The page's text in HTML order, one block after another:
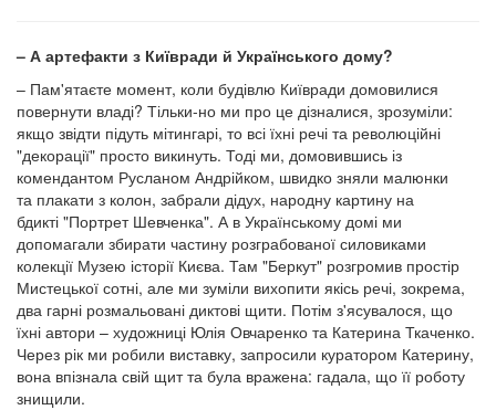
– А артефакти з Київради й Українського дому?
– Пам'ятаєте момент, коли будівлю Київради домовилися
повернути владі? Тільки-но ми про це дізналися, зрозуміли:
якщо звідти підуть мітингарі, то всі їхні речі та революційні
"декорації" просто викинуть. Тоді ми, домовившись із
комендантом Русланом Андрійком, швидко зняли малюнки
та плакати з колон, забрали дідух, народну картину на
бдикті "Портрет Шевченка". А в Українському домі ми
допомагали збирати частину розграбованої силовиками
колекції Музею історії Києва. Там "Беркут" розгромив простір
Мистецької сотні, але ми зуміли вихопити якісь речі, зокрема,
два гарні розмальовані диктові щити. Потім з'ясувалося, що
їхні автори – художниці Юлія Овчаренко та Катерина Ткаченко.
Через рік ми робили виставку, запросили куратором Катерину,
вона впізнала свій щит та була вражена: гадала, що її роботу
знищили.